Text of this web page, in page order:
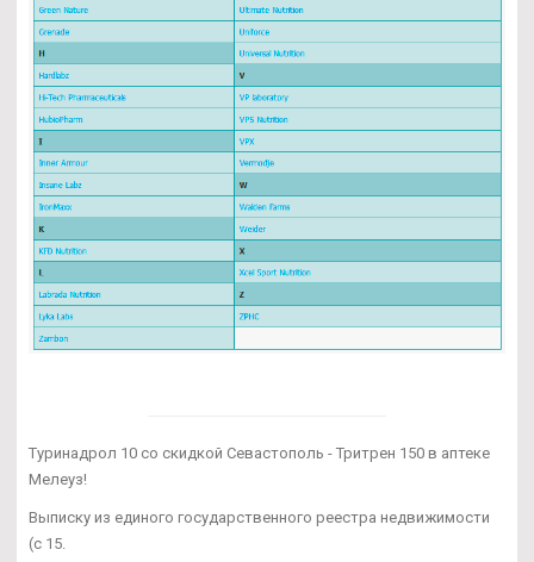
Туринадрол 10 со скидкой Севастополь - Тритрен 150 в аптеке
Мелеуз!
Выписку из единого государственного реестра недвижимости
(с 15.